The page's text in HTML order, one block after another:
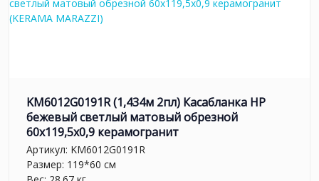
KM6012G0191R (1,434м 2пл) Касабланка HP
бежевый светлый матовый обрезной
60x119,5x0,9 керамогранит
Артикул: KM6012G0191R
Размер: 119*60 см